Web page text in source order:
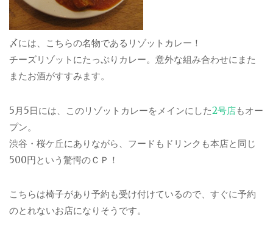
〆には、こちらの名物であるリゾットカレー！
チーズリゾットにたっぷりカレー。意外な組み合わせにまた
またお酒がすすみます。
5月5日には、このリゾットカレーをメインにした2号店もオー
プン。
渋谷・桜ケ丘にありながら、フードもドリンクも本店と同じ
500円という驚愕のＣＰ！
こちらは椅子があり予約も受け付けているので、すぐに予約
のとれないお店になりそうです。